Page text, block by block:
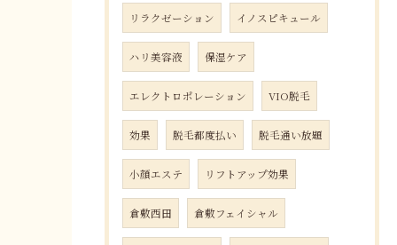
リラクゼーション イノスピキュール
ハリ美容液 保湿ケア
エレクトロポレーション VIO脱毛
効果 脱毛都度払い 脱毛通い放題
小顔エステ リフトアップ効果
倉敷西田 倉敷フェイシャル